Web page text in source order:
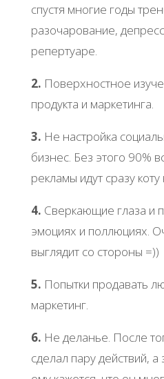
спустя многие годы
разочарование,
репертуаре.
2. Поверхностное
продукта и маркетинга.
3. Не настройка
бизнес. Без этого 90%
рекламы идут сразу
4. Сверкающие глаза и
эмоциях и поллюциях.
выглядит со стороны =))
5. Попытки продавать
маркетинг.
6. Не деланье. После
сделал пару действий,